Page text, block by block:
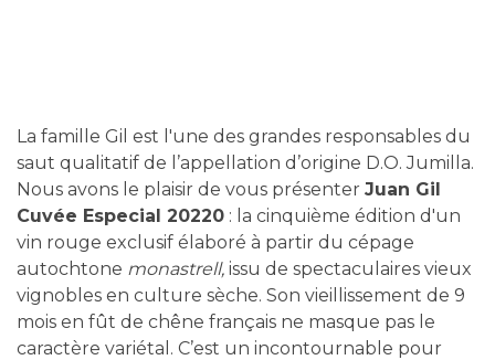
La famille Gil est l'une des grandes responsables du
saut qualitatif de l’appellation d’origine D.O. Jumilla.
Nous avons le plaisir de vous présenter Juan Gil
Cuvée Especial 20220 : la cinquième édition d'un
vin rouge exclusif élaboré à partir du cépage
autochtone monastrell, issu de spectaculaires vieux
vignobles en culture sèche. Son vieillissement de 9
mois en fût de chêne français ne masque pas le
caractère variétal. C’est un incontournable pour